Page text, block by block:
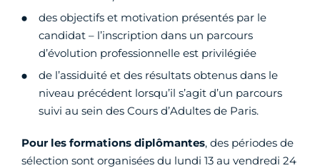
des objectifs et motivation présentés par le
candidat – l’inscription dans un parcours
d’évolution professionnelle est privilégiée
de l’assiduité et des résultats obtenus dans le
niveau précédent lorsqu’il s’agit d’un parcours
suivi au sein des Cours d’Adultes de Paris.
Pour les formations diplômantes, des périodes de
sélection sont organisées du lundi 13 au vendredi 24